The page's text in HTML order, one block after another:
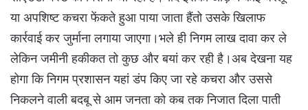
या अपशिष्ट कचरा फेंकते हुआ पाया जाता हैंतो उसके खिलाफ
कार्रवाई कर जुर्माना लगाया जाएगा।भले ही निगम लाख दावा कर ले
लेकिन जमीनी हकीकत तो कुछ और बयां कर रही है।अब देखना यह
होगा कि निगम प्रशासन यहां डंप किए जा रहे कचरा और उससे
निकलने वाली बदबू से आम जनता को कब तक निजात दिला पाती